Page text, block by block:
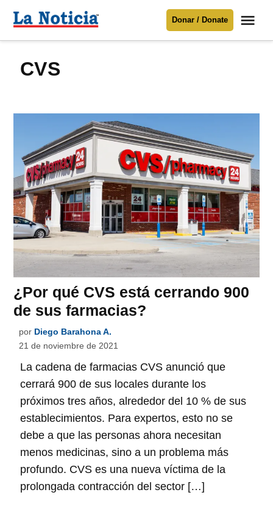
Para mantenerte informado necesitamos
contenido
Noticia
Donar / Donate
CVS
¿Por qué CVS está cerrando 900
de sus farmacias?
por Diego Barahona A.
21 de noviembre de 2021
La cadena de farmacias CVS anunció que
cerrará 900 de sus locales durante los
próximos tres años, alrededor del 10 % de sus
establecimientos. Para expertos, esto no se
debe a que las personas ahora necesitan
menos medicinas, sino a un problema más
profundo. CVS es una nueva víctima de la
prolongada contracción del sector […]